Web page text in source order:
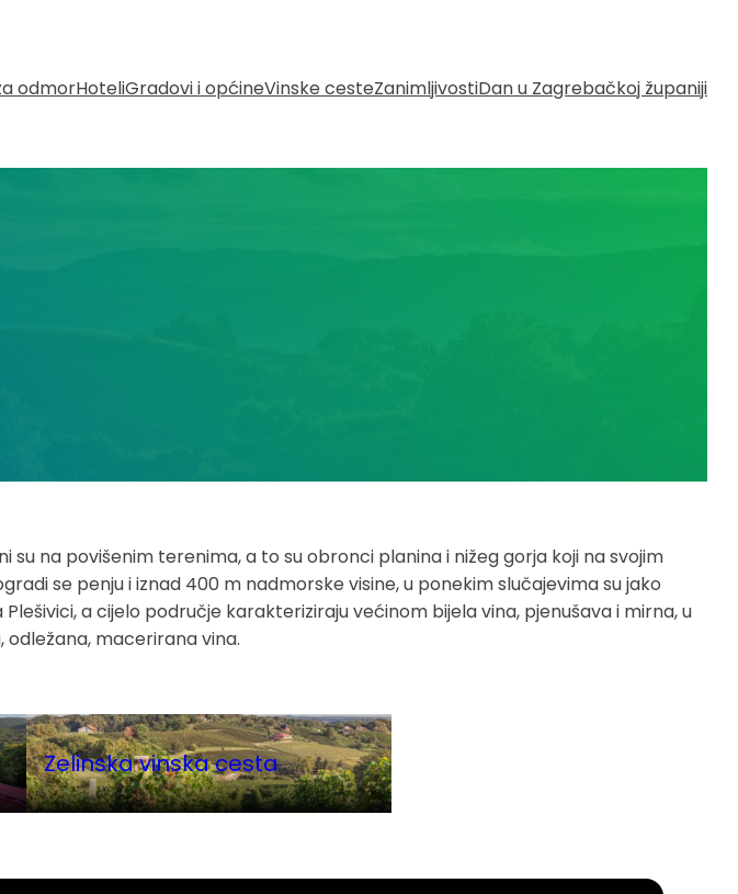
odmorHoteliGradovi i općineVinske cesteZanimljivostiDan u Zagrebačkoj županiji
na povišenim terenima, a to su obronci planina i nižeg gorja koji na svojim
se penju i iznad 400 m nadmorske visine, u ponekim slučajevima su jako
a cijelo područje karakteriziraju većinom bijela vina, pjenušava i mirna, u
odležana, macerirana vina.
Zelinska vinska cesta